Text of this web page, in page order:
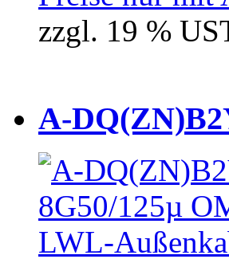
zzgl. 19 %
A-